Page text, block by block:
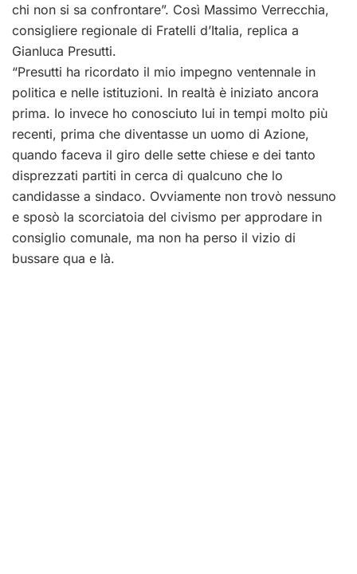
chi non si sa confrontare”. Così Massimo Verrecchia,
consigliere regionale di Fratelli d’Italia, replica a
Gianluca Presutti.
“Presutti ha ricordato il mio impegno ventennale in
politica e nelle istituzioni. In realtà è iniziato ancora
prima. Io invece ho conosciuto lui in tempi molto più
recenti, prima che diventasse un uomo di Azione,
quando faceva il giro delle sette chiese e dei tanto
disprezzati partiti in cerca di qualcuno che lo
candidasse a sindaco. Ovviamente non trovò nessuno
e sposò la scorciatoia del civismo per approdare in
consiglio comunale, ma non ha perso il vizio di
bussare qua e là.